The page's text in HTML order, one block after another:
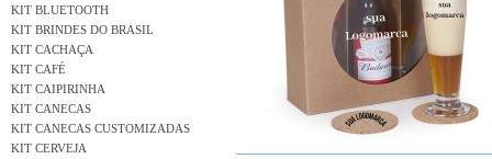
KIT BLUETOOTH
KIT BRINDES DO BRASIL
KIT CACHAÇA
KIT CAFÉ
KIT CAIPIRINHA
KIT CANECAS
KIT CANECAS CUSTOMIZADAS
KIT CERVEJA